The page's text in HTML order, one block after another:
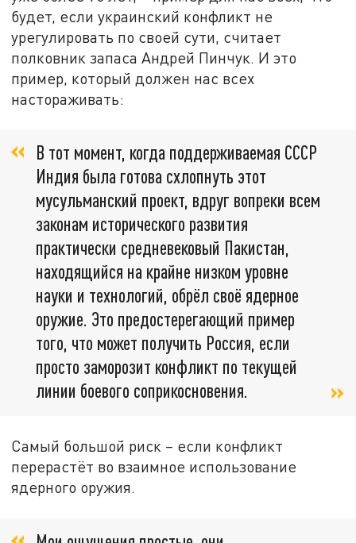
будет, если украинский конфликт не
урегулировать по своей сути, считает
полковник запаса Андрей Пинчук. И это
пример, который должен нас всех
настораживать:
В тот момент, когда поддерживаемая СССР
Индия была готова схлопнуть этот
мусульманский проект, вдруг вопреки всем
законам исторического развития
практически средневековый Пакистан,
находящийся на крайне низком уровне
науки и технологий, обрёл своё ядерное
оружие. Это предостерегающий пример
того, что может получить Россия, если
просто заморозит конфликт по текущей
линии боевого соприкосновения.
Самый большой риск – если конфликт
перерастёт во взаимное использование
ядерного оружия.